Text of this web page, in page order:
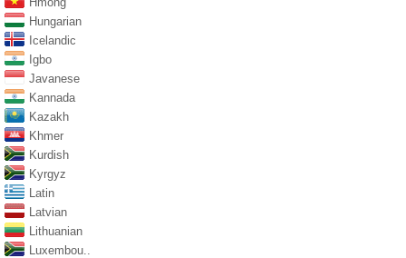
Hungarian
Icelandic
Igbo
Javanese
Kannada
Kazakh
Khmer
Kurdish
Kyrgyz
Latin
Latvian
Lithuanian
Luxembou..